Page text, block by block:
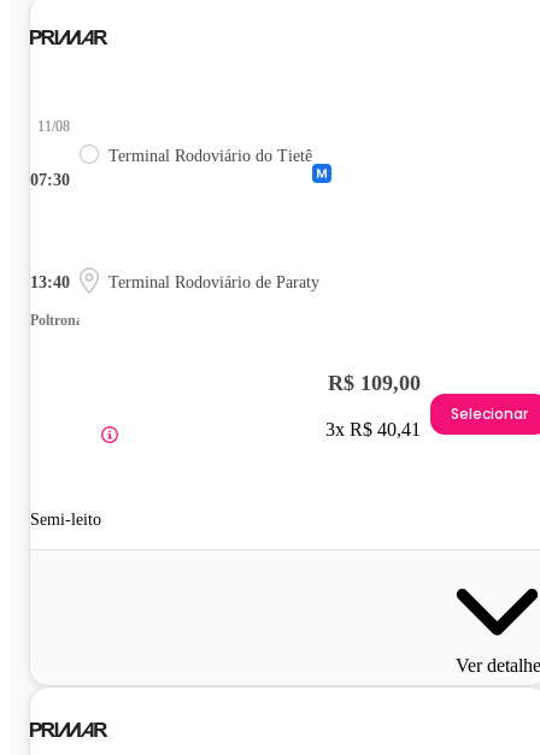
07:30
11/08
Terminal Rodoviário do Tietê
13:40 Terminal Rodoviário de Paraty
Poltrona
Semi-leito
R$ 109,00
3x R$ 40,41
Selecionar
Ver